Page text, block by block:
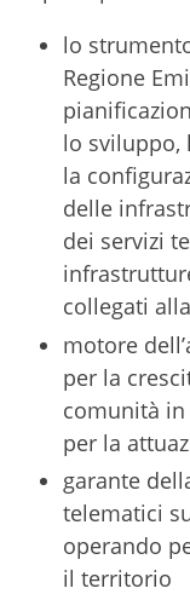
lo
Regione
lo sviluppo,
la
delle
dei servizi
collegati
motore
per la
comunità in
per la
garante
telematici
operando
il territorio